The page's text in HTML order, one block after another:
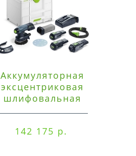
Аккумуляторная
эксцентриковая
шлифовальная
142 175 р.